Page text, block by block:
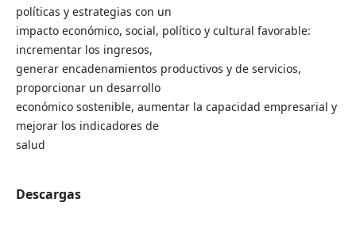
políticas y estrategias con un
impacto económico, social, político y cultural favorable:
incrementar los ingresos,
generar encadenamientos productivos y de servicios,
proporcionar un desarrollo
económico sostenible, aumentar la capacidad empresarial y
mejorar los indicadores de
salud
Descargas